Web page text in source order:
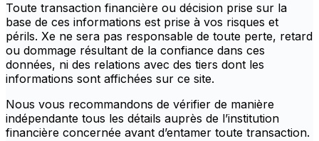
Toute transaction financière ou décision prise sur la
base de ces informations est prise à vos risques et
périls. Xe ne sera pas responsable de toute perte, retard
ou dommage résultant de la confiance dans ces
données, ni des relations avec des tiers dont les
informations sont affichées sur ce site.
Nous vous recommandons de vérifier de manière
indépendante tous les détails auprès de l’institution
financière concernée avant d’entamer toute transaction.